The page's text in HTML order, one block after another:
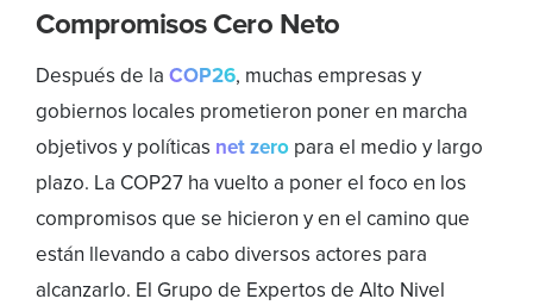
Compromisos Cero Neto
Después de la COP26, muchas empresas y
gobiernos locales prometieron poner en marcha
objetivos y políticas net zero para el medio y largo
plazo. La COP27 ha vuelto a poner el foco en los
compromisos que se hicieron y en el camino que
están llevando a cabo diversos actores para
alcanzarlo. El Grupo de Expertos de Alto Nivel